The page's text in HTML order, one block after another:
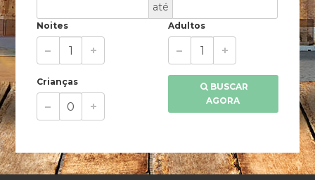
até
Noites Adultos
Crianças
BUSCAR
AGORA